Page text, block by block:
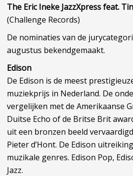
The Eric Ineke JazzXpress feat.
(Challenge Records)
De nominaties van de
augustus bekendgemaakt.
Edison
De Edison is de meest
muziekprijs in Nederland. De
vergelijken met de Amerikaanse
Duitse Echo of de Britse Brit
uit een bronzen beeld
Pieter d’Hont. De Edison
muzikale genres. Edison Pop,
Jazz.